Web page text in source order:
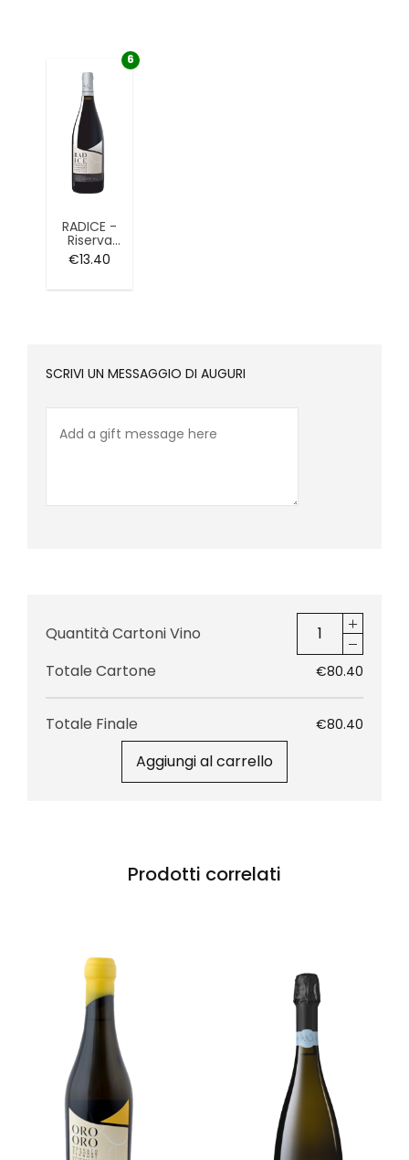
6
RADICE -
Riserva
Cannonau
di
DOC
€13.40
SCRIVI UN MESSAGGIO DI AUGURI
Quantità Cartoni Vino
Totale Cartone
€80.40
Totale Finale €80.40
Aggiungi al carrello
Prodotti correlati